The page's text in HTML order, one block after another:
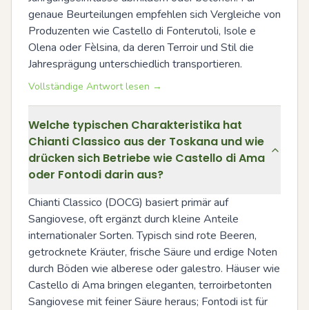
genaue Beurteilungen empfehlen sich Vergleiche von
Produzenten wie Castello di Fonterutoli, Isole e
Olena oder Fèlsina, da deren Terroir und Stil die
Jahresprägung unterschiedlich transportieren.
Vollständige Antwort lesen →
Welche typischen Charakteristika hat
Chianti Classico aus der Toskana und wie
drücken sich Betriebe wie Castello di Ama
oder Fontodi darin aus?
Chianti Classico (DOCG) basiert primär auf
Sangiovese, oft ergänzt durch kleine Anteile
internationaler Sorten. Typisch sind rote Beeren,
getrocknete Kräuter, frische Säure und erdige Noten
durch Böden wie alberese oder galestro. Häuser wie
Castello di Ama bringen eleganten, terroirbetonten
Sangiovese mit feiner Säure heraus; Fontodi ist für